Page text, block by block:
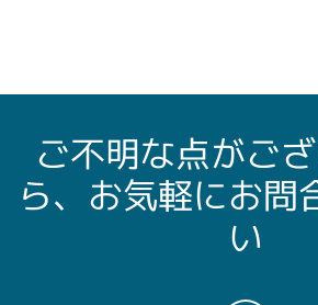
ご不明な点がご
ら、お気軽にお問
い